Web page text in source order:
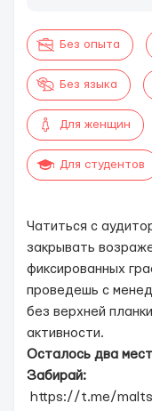
Без опыта
Без языка
Для женщин
Для студентов
Чатиться с
закрывать
фиксированных
проведешь с
без верхней
активности.
Осталось два
Забирай:
https://t.me/